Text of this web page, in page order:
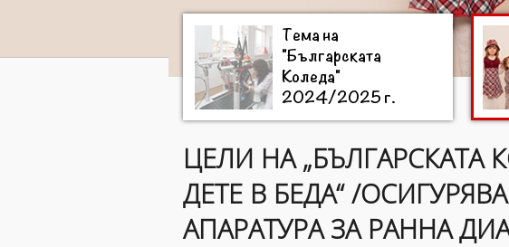
Тема на
"Българската
Коледа"
2024/2025 г.
ЦЕЛИ НА „БЪЛГАРСКАТА
ДЕТЕ В БЕДА“ /
АПАРАТУРА ЗА РАННА